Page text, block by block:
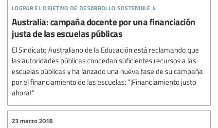
lograr el objetivo de desarrollo sostenible 4
Australia: campaña docente por una financiación
justa de las escuelas públicas
El Sindicato Australiano de la Educación está reclamando que
las autoridades públicas concedan suficientes recursos a las
escuelas públicas y ha lanzado una nueva fase de su campaña
por el financiamiento de las escuelas: “¡Financiamiento justo
ahora!”
23 marzo 2018